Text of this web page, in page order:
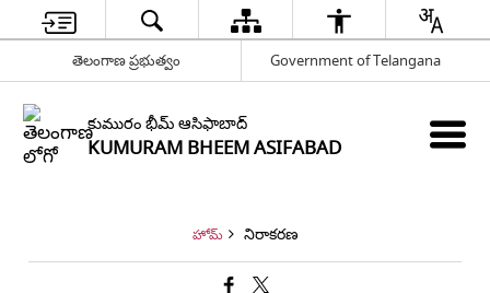
తెలంగాణ ప్రభుత్వం Government of Telangana
కుమురం భీమ్ ఆసిఫాబాద్
KUMURAM BHEEM ASIFABAD
హోమ్ నిరాకరణ